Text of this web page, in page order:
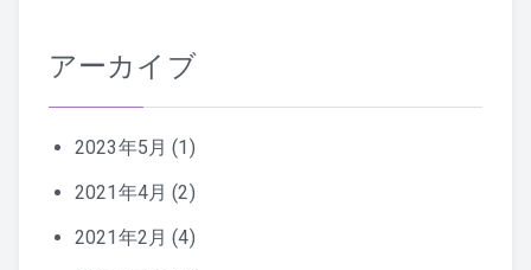
アーカイブ
2023年5月 (1)
2021年4月 (2)
2021年2月 (4)